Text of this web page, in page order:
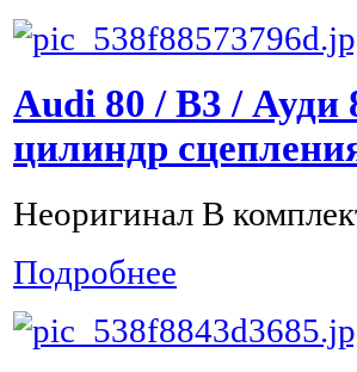
Audi 80 / B3 / Ауди
цилиндр
Неоригинал В
Подробнее